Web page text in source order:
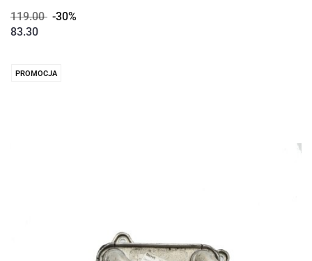
119.00 -30%
83.30
PROMOCJA